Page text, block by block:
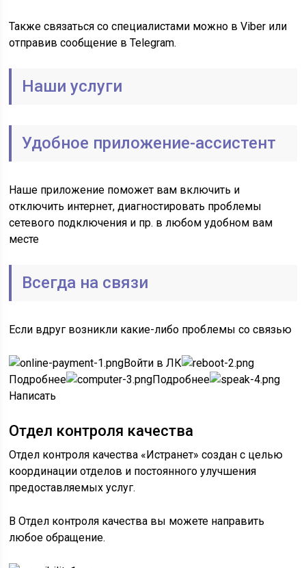
Также связаться со специалистами можно в Viber или
отправив сообщение в Telegram.
Наши услуги
Удобное приложение-ассистент
Наше приложение поможет вам включить и
отключить интернет, диагностировать проблемы
сетевого подключения и пр. в любом удобном вам
месте
Всегда на связи
Если вдруг возникли какие-либо проблемы со связью
Войти в ЛК
Подробнее
Подробнее
Написать
Отдел контроля качества
Отдел контроля качества «Истранет» создан с целью
координации отделов и постоянного улучшения
предоставляемых услуг.
В Отдел контроля качества вы можете направить
любое обращение.